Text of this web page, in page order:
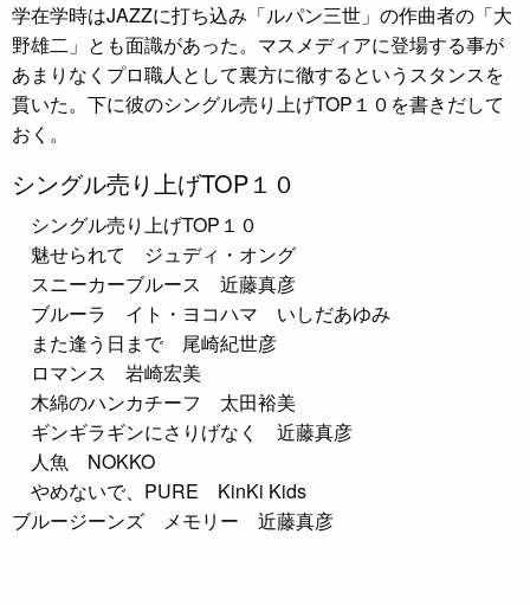
学在学時はJAZZに打ち込み「ルパン三世」の作曲者の「大
野雄二」とも面識があった。マスメディアに登場する事が
あまりなくプロ職人として裏方に徹するというスタンスを
貫いた。下に彼のシングル売り上げTOP１０を書きだして
おく。
シングル売り上げTOP１０
シングル売り上げTOP１０
魅せられて ジュディ・オング
スニーカーブルース 近藤真彦
ブルーラ イト・ヨコハマ いしだあゆみ
また逢う日まで 尾崎紀世彦
ロマンス 岩崎宏美
木綿のハンカチーフ 太田裕美
ギンギラギンにさりげなく 近藤真彦
人魚 NOKKO
やめないで、PURE KinKi Kids
ブルージーンズ メモリー 近藤真彦